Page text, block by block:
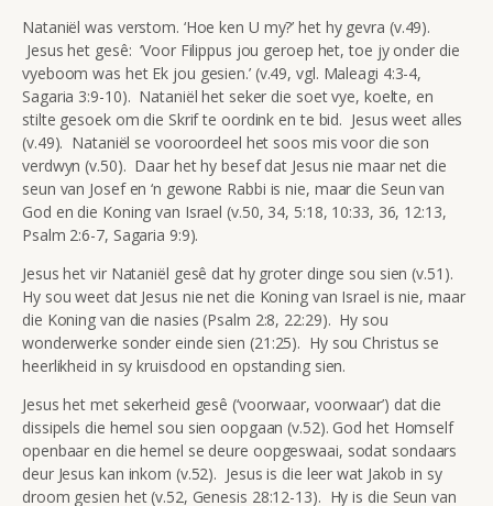
Nataniël was verstom. ‘Hoe ken U my?’ het hy gevra (v.49).
Jesus het gesê: ‘Voor Filippus jou geroep het, toe jy onder die
vyeboom was het Ek jou gesien.’ (v.49, vgl. Maleagi 4:3-4,
Sagaria 3:9-10). Nataniël het seker die soet vye, koelte, en
stilte gesoek om die Skrif te oordink en te bid. Jesus weet alles
(v.49). Nataniël se vooroordeel het soos mis voor die son
verdwyn (v.50). Daar het hy besef dat Jesus nie maar net die
seun van Josef en ‘n gewone Rabbi is nie, maar die Seun van
God en die Koning van Israel (v.50, 34, 5:18, 10:33, 36, 12:13,
Psalm 2:6-7, Sagaria 9:9).
Jesus het vir Nataniël gesê dat hy groter dinge sou sien (v.51).
Hy sou weet dat Jesus nie net die Koning van Israel is nie, maar
die Koning van die nasies (Psalm 2:8, 22:29). Hy sou
wonderwerke sonder einde sien (21:25). Hy sou Christus se
heerlikheid in sy kruisdood en opstanding sien.
Jesus het met sekerheid gesê (‘voorwaar, voorwaar’) dat die
dissipels die hemel sou sien oopgaan (v.52). God het Homself
openbaar en die hemel se deure oopgeswaai, sodat sondaars
deur Jesus kan inkom (v.52). Jesus is die leer wat Jakob in sy
droom gesien het (v.52, Genesis 28:12-13). Hy is die Seun van